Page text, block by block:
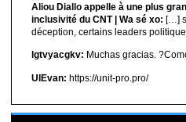
Aliou Diallo appelle à une plus
inclusivité du CNT | Wa sé xo: […]
déception, certains leaders
lgtvyacgkv: Muchas gracias.
UIEvan: https://unit-pro.pro/